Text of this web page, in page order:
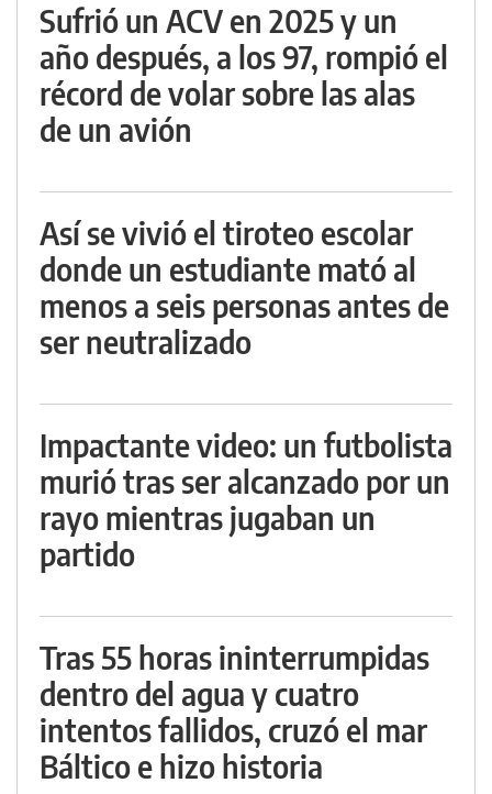
Sufrió un ACV en 2025 y un
año después, a los 97, rompió el
récord de volar sobre las alas
de un avión
Así se vivió el tiroteo escolar
donde un estudiante mató al
menos a seis personas antes de
ser neutralizado
Impactante video: un futbolista
murió tras ser alcanzado por un
rayo mientras jugaban un
partido
Tras 55 horas ininterrumpidas
dentro del agua y cuatro
intentos fallidos, cruzó el mar
Báltico e hizo historia